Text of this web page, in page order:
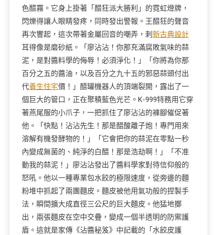
色醋霧。它身上掛著「醋狂派大勝利」的霓虹燈牌，
閃爍得讓人眼睛發疼，同時發出警報。王醋狂的聲音
再次響起，這次帶著金屬回音的嘲弄，刺 新古典設計
耳得像是磨砂紙。「廖沾沾！你那充滿腐敗氣味的蒜
泥，是對醬料學的侮辱！必須淨化！」「你將為你那
百分之五的醬油，以及百分之九十五的邪惡蒜頭付出
代養生住宅價！」醋罐機器人的頂端裂開，露出了一
個巨大的管口，正在聚積藍色光芒。K-999特務用它穿
著燕尾服的小爪子，一把抓住了廖沾沾的褲腳催促著
他。「快點！沾沾先生！那是醋酸離子炮！專門用來
溶解有機發酵物的！」「它會把你的蒜泥在零點一秒
內變成無菌的、純淨的白醋！那是浩劫啊！」「不准
動我的蒜泥！」廖沾沾發出了醬料學家對待信仰般的
怒吼。他以一種專業包水餃的極限速度，從旁邊的麵
粉堆中抓起了兩團麵皮。麵皮被他用氣功般的捏製手
法，瞬間擴大成直徑三公尺的巨大麵皮。他猛地擲
出，兩張麵皮在空中交疊，變成一個半透明的防禦護
盾。這就是家傳《沾醬秘笈》中記載的「水餃皮護